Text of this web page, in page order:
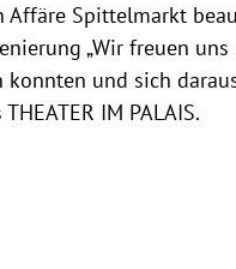
Spittelmarkt
„Wir freuen
konnten und sich
IM PALAIS.